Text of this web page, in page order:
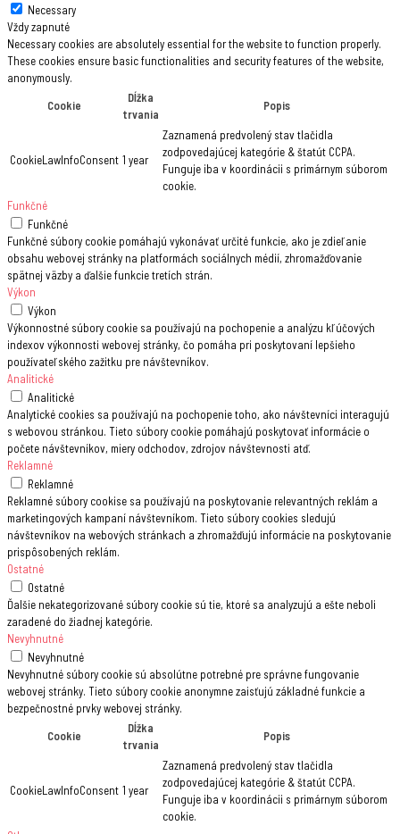
Necessary
Vždy zapnuté
Necessary cookies are absolutely essential for the website to function properly.
These cookies ensure basic functionalities and security features of the website,
anonymously.
Cookie
Dĺžka
trvania
Popis
CookieLawInfoConsent 1 year
Zaznamená predvolený stav tlačidla
zodpovedajúcej kategórie & štatút CCPA.
Funguje iba v koordinácii s primárnym súborom
cookie.
Funkčné
Funkčné
Funkčné súbory cookie pomáhajú vykonávať určité funkcie, ako je zdieľanie
obsahu webovej stránky na platformách sociálnych médií, zhromažďovanie
spätnej väzby a ďalšie funkcie tretích strán.
Výkon
Výkon
Výkonnostné súbory cookie sa používajú na pochopenie a analýzu kľúčových
indexov výkonnosti webovej stránky, čo pomáha pri poskytovaní lepšieho
používateľského zažitku pre návštevníkov.
Analitické
Analitické
Analytické cookies sa používajú na pochopenie toho, ako návštevníci interagujú
s webovou stránkou. Tieto súbory cookie pomáhajú poskytovať informácie o
počete návštevníkov, miery odchodov, zdrojov návštevnosti atď.
Reklamné
Reklamné
Reklamné súbory cookise sa používajú na poskytovanie relevantných reklám a
marketingových kampaní návštevníkom. Tieto súbory cookies sledujú
návštevníkov na webových stránkach a zhromažďujú informácie na poskytovanie
prispôsobených reklám.
Ostatné
Ostatné
Ďalšie nekategorizované súbory cookie sú tie, ktoré sa analyzujú a ešte neboli
zaradené do žiadnej kategórie.
Nevyhnutné
Nevyhnutné
Nevyhnutné súbory cookie sú absolútne potrebné pre správne fungovanie
webovej stránky. Tieto súbory cookie anonymne zaisťujú základné funkcie a
bezpečnostné prvky webovej stránky.
Cookie
Dĺžka
trvania
Popis
CookieLawInfoConsent 1 year
Zaznamená predvolený stav tlačidla
zodpovedajúcej kategórie & štatút CCPA.
Funguje iba v koordinácii s primárnym súborom
cookie.